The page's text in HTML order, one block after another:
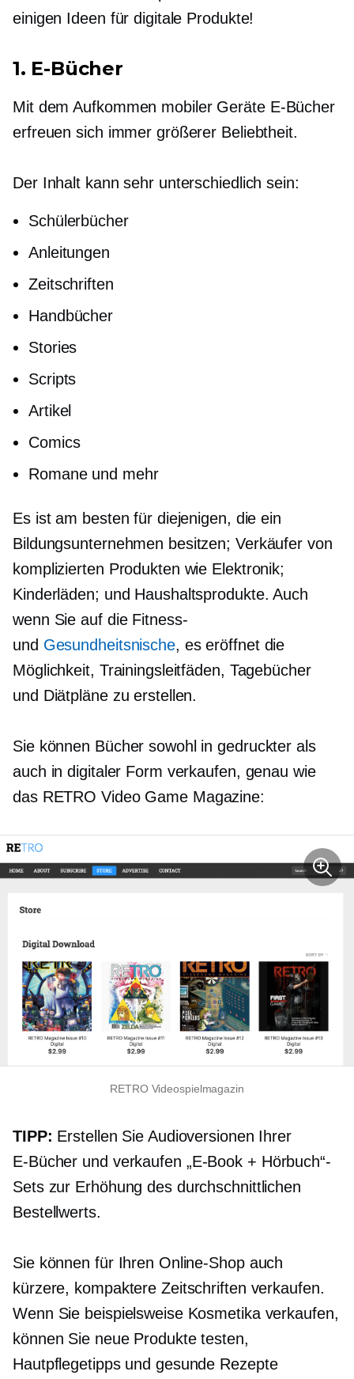
einigen Ideen für digitale Produkte!
1. E-Bücher
Mit dem Aufkommen mobiler Geräte E-Bücher
erfreuen sich immer größerer Beliebtheit.
Der Inhalt kann sehr unterschiedlich sein:
Schülerbücher
Anleitungen
Zeitschriften
Handbücher
Stories
Scripts
Artikel
Comics
Romane und mehr
Es ist am besten für diejenigen, die ein
Bildungsunternehmen besitzen; Verkäufer von
komplizierten Produkten wie Elektronik;
Kinderläden; und Haushaltsprodukte. Auch
wenn Sie auf die Fitness-
und Gesundheitsnische, es eröffnet die
Möglichkeit, Trainingsleitfäden, Tagebücher
und Diätpläne zu erstellen.
Sie können Bücher sowohl in gedruckter als
auch in digitaler Form verkaufen, genau wie
das RETRO Video Game Magazine:
RETRO Videospielmagazin
TIPP: Erstellen Sie Audioversionen Ihrer
E-Bücher und verkaufen „E-Book + Hörbuch“-
Sets zur Erhöhung des durchschnittlichen
Bestellwerts.
Sie können für Ihren Online-Shop auch
kürzere, kompaktere Zeitschriften verkaufen.
Wenn Sie beispielsweise Kosmetika verkaufen,
können Sie neue Produkte testen,
Hautpflegetipps und gesunde Rezepte